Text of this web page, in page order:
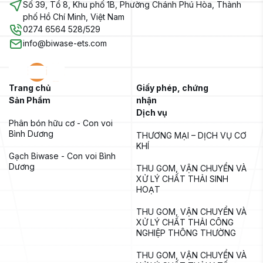
Số 39, Tổ 8, Khu phố 1B, Phường Chánh Phú Hòa, Thành
phố Hồ Chí Minh, Việt Nam
0274 6564 528/529
info@biwase-ets.com
Trang chủ
Sản Phẩm
Phân bón hữu cơ - Con voi
Bình Dương
Gạch Biwase - Con voi Bình
Dương
Giấy phép, chứng
nhận
Dịch vụ
THƯƠNG MẠI – DỊCH VỤ CƠ
KHÍ
THU GOM, VẬN CHUYỂN VÀ
XỬ LÝ CHẤT THẢI SINH
HOẠT
THU GOM, VẬN CHUYỂN VÀ
XỬ LÝ CHẤT THẢI CÔNG
NGHIỆP THÔNG THƯỜNG
THU GOM, VẬN CHUYỂN VÀ